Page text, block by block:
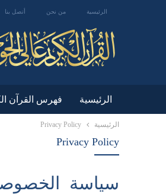
الرئيسية من نحن أتصل بنا
الرئيسية فهرس القرآن
الرئيسية Privacy Policy
Privacy Policy
سياسة